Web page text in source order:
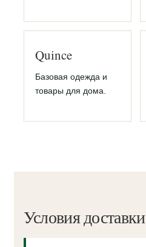
Quince
Базовая одежда и
товары для дома.
Условия доставки